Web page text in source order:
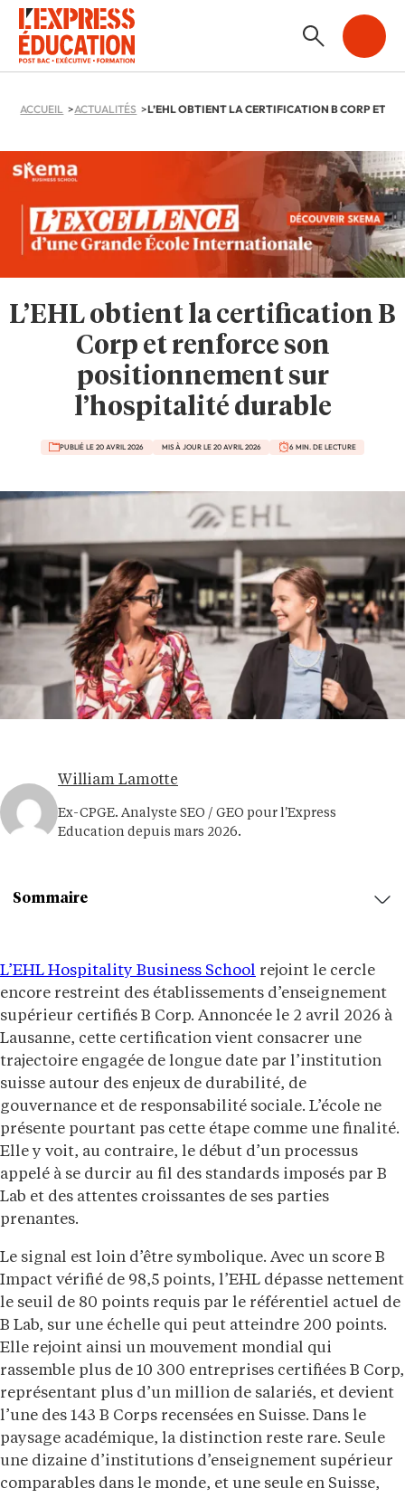
ACCUEIL ACTUALITÉS
L’EHL obtient la certification B
Corp et renforce son
positionnement sur
l’hospitalité durable
PUBLIÉ LE 20 AVRIL 2026 MIS À JOUR LE 20 AVRIL 2026 6 MIN. DE LECTURE
William Lamotte
Ex-CPGE. Analyste SEO / GEO pour l'Express
Education depuis mars 2026.
L’EHL Hospitality Business School rejoint le cercle
encore restreint des établissements d’enseignement
supérieur certifiés B Corp. Annoncée le 2 avril 2026 à
Lausanne, cette certification vient consacrer une
trajectoire engagée de longue date par l’institution
suisse autour des enjeux de durabilité, de
gouvernance et de responsabilité sociale. L’école ne
présente pourtant pas cette étape comme une finalité.
Elle y voit, au contraire, le début d’un processus
appelé à se durcir au fil des standards imposés par B
Lab et des attentes croissantes de ses parties
prenantes.
Le signal est loin d’être symbolique. Avec un score B
Impact vérifié de 98,5 points, l’EHL dépasse nettement
le seuil de 80 points requis par le référentiel actuel de
B Lab, sur une échelle qui peut atteindre 200 points.
Elle rejoint ainsi un mouvement mondial qui
rassemble plus de 10 300 entreprises certifiées B Corp,
représentant plus d’un million de salariés, et devient
l’une des 143 B Corps recensées en Suisse. Dans le
paysage académique, la distinction reste rare. Seule
une dizaine d’institutions d’enseignement supérieur
comparables dans le monde, et une seule en Suisse,
Sommaire